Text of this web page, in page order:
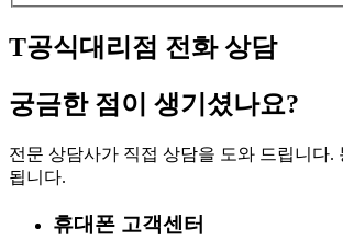
T공식대리점 전화 상담
궁금한 점이 생기셨나요?
전문 상담사가 직접 상담을 도와 드립니다.
됩니다.
휴대폰 고객센터